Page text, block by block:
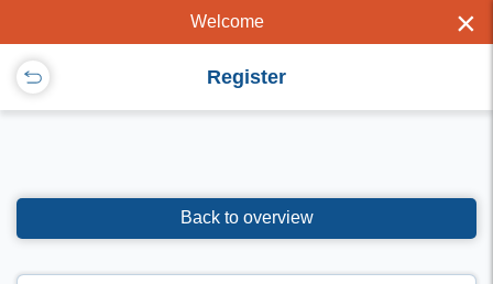
Welcome ×
Register
Back to overview